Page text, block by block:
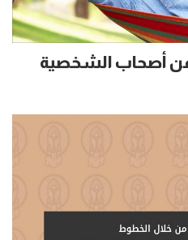
عن أصحاب الشخصية